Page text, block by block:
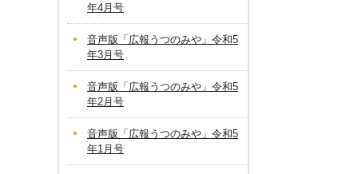
年4月号
音声版「広報うつのみや」令和5
年3月号
音声版「広報うつのみや」令和5
年2月号
音声版「広報うつのみや」令和5
年1月号